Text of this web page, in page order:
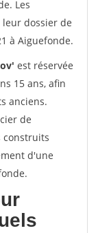
Les
dossier de
à Aiguefonde.
est réservée
15 ans, afin
anciens.
de
construits
d'une